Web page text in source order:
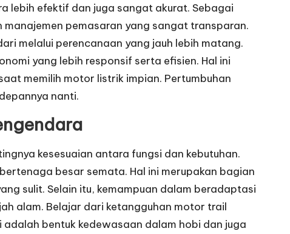
lebih efektif dan juga sangat akurat. Sebagai
pemasaran yang sangat transparan.
melalui perencanaan yang jauh lebih matang.
yang lebih responsif serta efisien. Hal ini
memilih motor listrik impian. Pertumbuhan
nanti.
kesesuaian antara fungsi dan kebutuhan.
besar semata. Hal ini merupakan bagian
sulit. Selain itu, kemampuan dalam beradaptasi
alam. Belajar dari ketangguhan motor trail
bentuk kedewasaan dalam hobi dan juga